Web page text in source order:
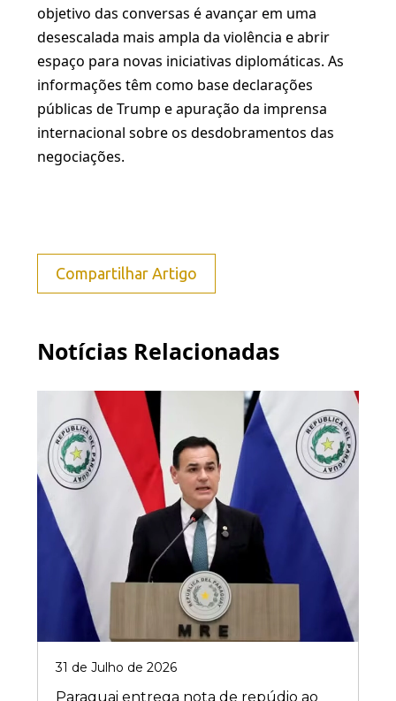
objetivo das conversas é avançar em uma
desescalada mais ampla da violência e abrir
espaço para novas iniciativas diplomáticas. As
informações têm como base declarações
públicas de Trump e apuração da imprensa
internacional sobre os desdobramentos das
negociações.
Compartilhar Artigo
Notícias Relacionadas
31 de Julho de 2026
Paraguai entrega nota de repúdio ao